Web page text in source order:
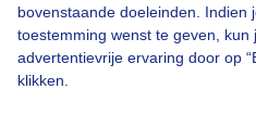
bovenstaande doeleinden. Indien
toestemming wenst te geven, kun
advertentievrije ervaring door op
klikken.
Gebruikersvoorwaarden
Adverteren